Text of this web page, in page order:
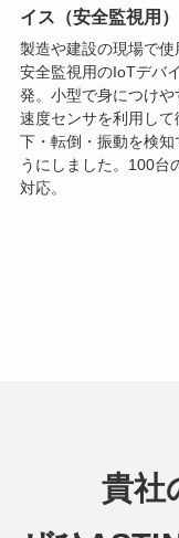
イス（安全監視用）
製造や建設の現場で使
安全監視用のIoTデバ
発。小型で身につけや
速度センサを利用して
下・転倒・振動を検知
うにしました。100台
対応。
貴社